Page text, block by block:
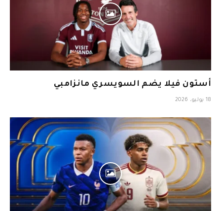
أستون فيلا يضم السويسري مانزامبي
18 يوليو، 2026